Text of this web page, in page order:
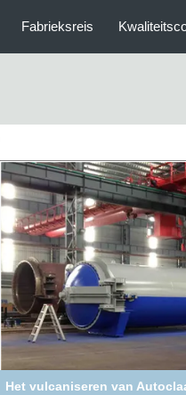
Fabrieksreis
Band Opnieuw betredend